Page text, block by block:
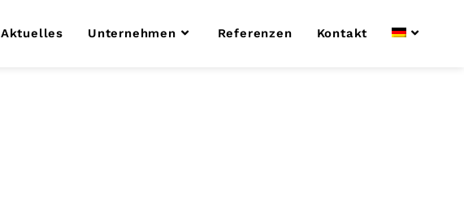
Aktuelles Unternehmen Referenzen Kontakt